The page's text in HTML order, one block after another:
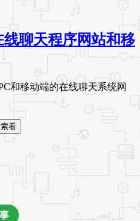
聊天程序网站和移
和移动端的在线聊天系统网
看